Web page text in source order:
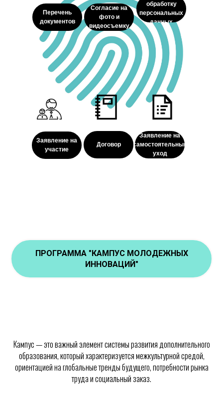
Перечень
документов
Согласие на
фото и
видеосъемку
обработку
персональных
данных
Заявление на
участие
Договор
Заявление на
самостоятельный
уход
ПРОГРАММА "КАМПУС МОЛОДЕЖНЫХ
ИННОВАЦИЙ"
Кампус — это важный элемент системы развития дополнительного
образования, который характеризуется межкультурной средой,
ориентацией на глобальные тренды будущего, потребности рынка
труда и социальный заказ.